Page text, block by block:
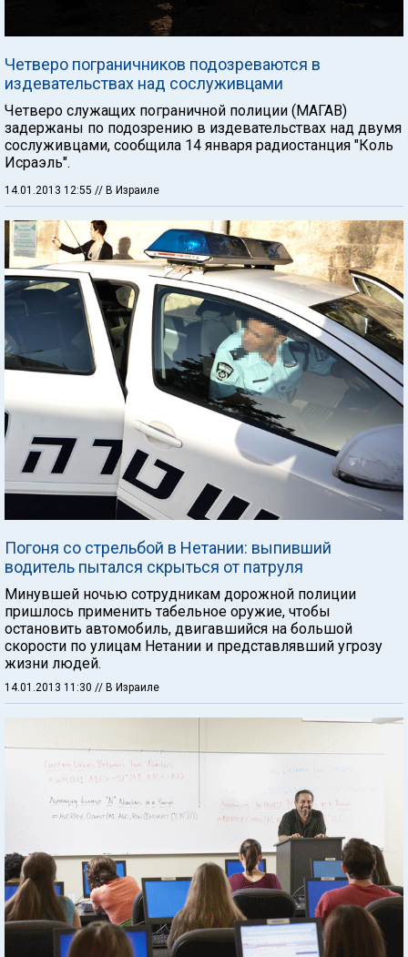
Четверо пограничников подозреваются в
издевательствах над сослуживцами
Четверо служащих пограничной полиции (МАГАВ)
задержаны по подозрению в издевательствах над двумя
сослуживцами, сообщила 14 января радиостанция "Коль
Исраэль".
14.01.2013 12:55 // В Израиле
Погоня со стрельбой в Нетании: выпивший
водитель пытался скрыться от патруля
Минувшей ночью сотрудникам дорожной полиции
пришлось применить табельное оружие, чтобы
остановить автомобиль, двигавшийся на большой
скорости по улицам Нетании и представлявший угрозу
жизни людей.
14.01.2013 11:30 // В Израиле